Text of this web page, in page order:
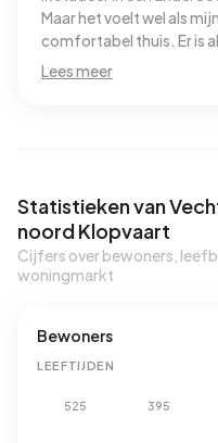
Maar het voelt wel als
comfortabel thuis. Er is
blijft hangen overal en
Lees meer
Statistieken van
noord Klopvaart
Cijfers over bewoners,
woningmarkt
Bewoners
LEEFTIJDEN
525 395